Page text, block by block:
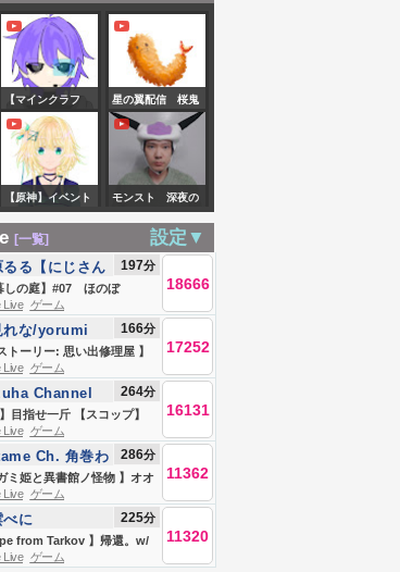
【マインクラフ
ト】二輪目の花火
を咲かせたい #30
星の翼配信 桜鬼
翔呑様恒例参加型
星の翼カスタム
参加大歓迎♪♪ 詳
しくは概要欄を見
【原神】イベント
とか【Vtuber】
モンスト 深夜の
まったり星墓 雑
[一覧] 設定▼
しの庭】#07 ほのぼ
スローライフ生活
！！！！！【にじさんじ/鈴
るる【にじさん
属】
197分
18666
Live ゲーム
トーリー: 思い出修理屋 】
ロ系デバイス修理はじめま
にじさんじ / 夜見れな 】
れな/yorumi
【にじさんじ所
166分
17252
Live ゲーム
】目指せ一斤 【スコップ】
Channel 264分
16131
Live ゲーム
ミ姫と異書館ノ怪物 】オオ
のわため、初プレイ！！#最
巻わため/ホロライブ４期
タバレあり
Ch. 角巻わ
286分
11362
Live ゲーム
from Tarkov 】帰還。w/
【ぶいすぽ/八雲べに】
べに 225分
11320
Live ゲーム